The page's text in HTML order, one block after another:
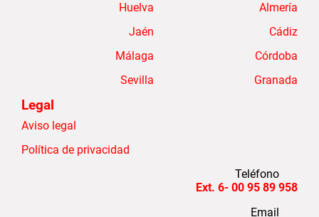
Almería
Cádiz
Córdoba
Granada
Huelva
Jaén
Málaga
Sevilla
Legal
Aviso legal
Política de privacidad
Teléfono
958 89 95 00 -Ext. 6
Email